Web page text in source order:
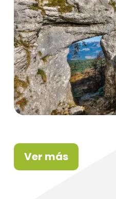
Ver más